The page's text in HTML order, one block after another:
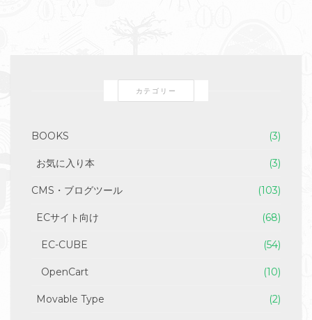
カテゴリー
BOOKS (3)
お気に入り本 (3)
CMS・ブログツール (103)
ECサイト向け (68)
EC-CUBE (54)
OpenCart (10)
Movable Type (2)